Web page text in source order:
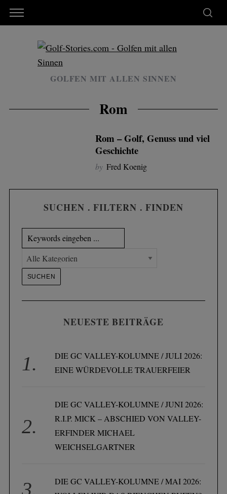
GOLFEN MIT ALLEN SINNEN
Rom
Rom – Golf, Genuss und viel
Geschichte
by Fred Koenig
SUCHEN . FILTERN . FINDEN
NEUESTE BEITRÄGE
DIE GC VALLEY-KOLUMNE / JULI 2026:
EINE WÜRDEVOLLE TRAUERFEIER
DIE GC VALLEY-KOLUMNE / JUNI 2026:
R.I.P. MICK – ABSCHIED VON VALLEY-
ERFINDER MICHAEL
WEICHSELGARTNER
DIE GC VALLEY-KOLUMNE / MAI 2026: